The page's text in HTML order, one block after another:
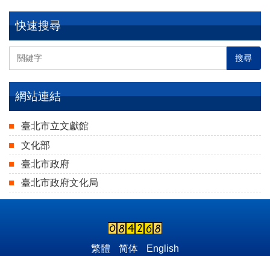
快速搜尋
搜尋
網站連結
臺北市立文獻館
文化部
臺北市政府
臺北市政府文化局
繁體 简体 English